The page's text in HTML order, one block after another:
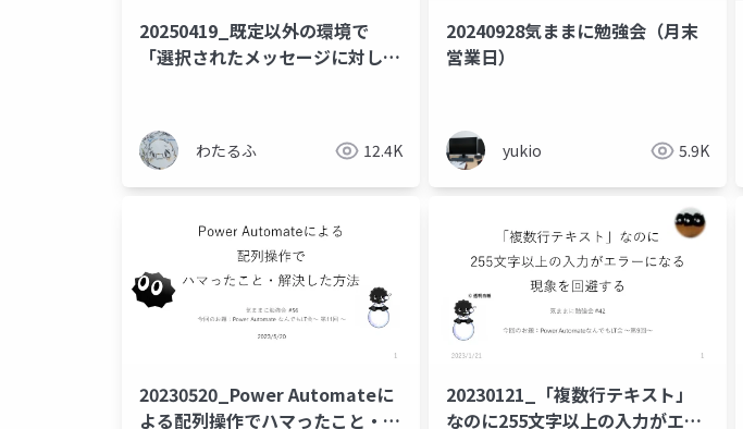
20250419_既定以外の環境で
「選択されたメッセージに対し
わたるふ 12.4K
20240928気ままに勉強会（月末
営業日）
yukio 5.9K
20230520_Power Automateに
よる配列操作でハマったこと・解
20230121_「複数行テキスト」
なのに255文字以上の入力がエラ